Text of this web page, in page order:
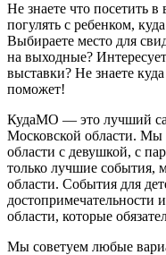
Не знаете что посетить
погулять с ребенком,
Выбираете место для
на выходные?
выставки? Не знаете
поможет!
КудаМО — это лучший
Московской области. Мы
области с девушкой, с
только лучшие события,
области. События для
достопримечательности
области, которые
Мы советуем любые